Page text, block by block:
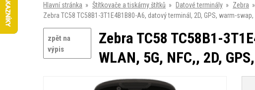
Hlavní stránka » Štítkovače a tiskárny štítků » Datové terminály » Zebra »
Zebra TC58 TC58B1-3T1E4B1B80-A6, datový terminál, 2D, GPS, warm-swap,
zpět na
výpis
Zebra TC58 TC58B1-
WLAN, 5G, NFC,, 2D,